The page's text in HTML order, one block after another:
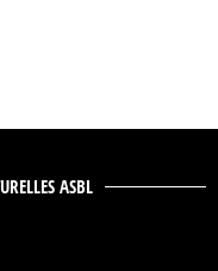
ASBL